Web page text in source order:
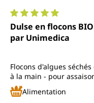
Note moyenne de 5
Dulse en flocons
par Unimedica
Flocons d'algues
à la main - pour
sel
Alimentation